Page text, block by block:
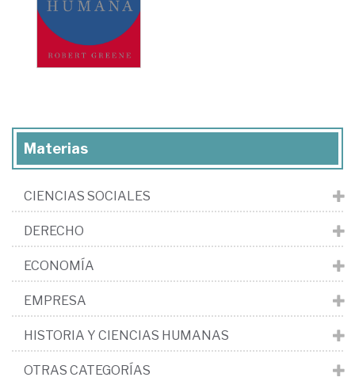
Materias
CIENCIAS SOCIALES
DERECHO
ECONOMÍA
EMPRESA
HISTORIA Y CIENCIAS HUMANAS
OTRAS CATEGORÍAS